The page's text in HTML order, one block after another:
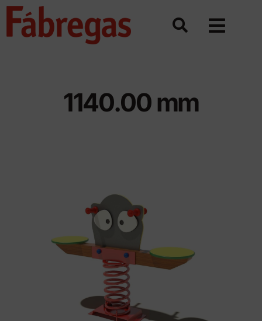
Saltar
1140.00 mm